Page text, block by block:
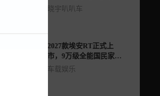
晓宇叭叭车
2027款埃安RT正式上
市，9万级全能国民家
轿，配宁德时代电池！
车载娱乐